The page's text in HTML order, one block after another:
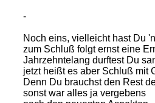
-
Noch eins, vielleicht hast Du
zum Schluß folgt ernst eine
Jahrzehntelang durftest Du
jetzt heißt es aber Schluß mit
Denn Du brauchst den Rest
sonst war alles ja vergebens